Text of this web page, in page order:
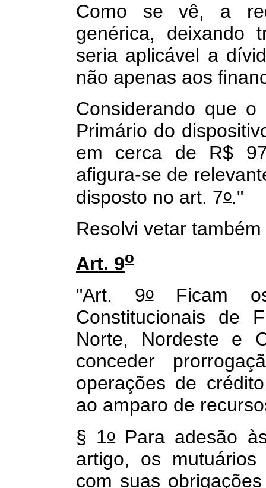
Como se vê, a
genérica, deixando
seria aplicável a
não apenas aos
Considerando que
Primário do
em cerca de R$
afigura-se de
disposto no art. 7o."
Resolvi vetar
Art. 9o
"Art. 9oFicam os
Constitucionais de
Norte, Nordeste e
conceder
operações de
ao amparo de
§ 1oPara adesão
artigo, os mutuários
com suas